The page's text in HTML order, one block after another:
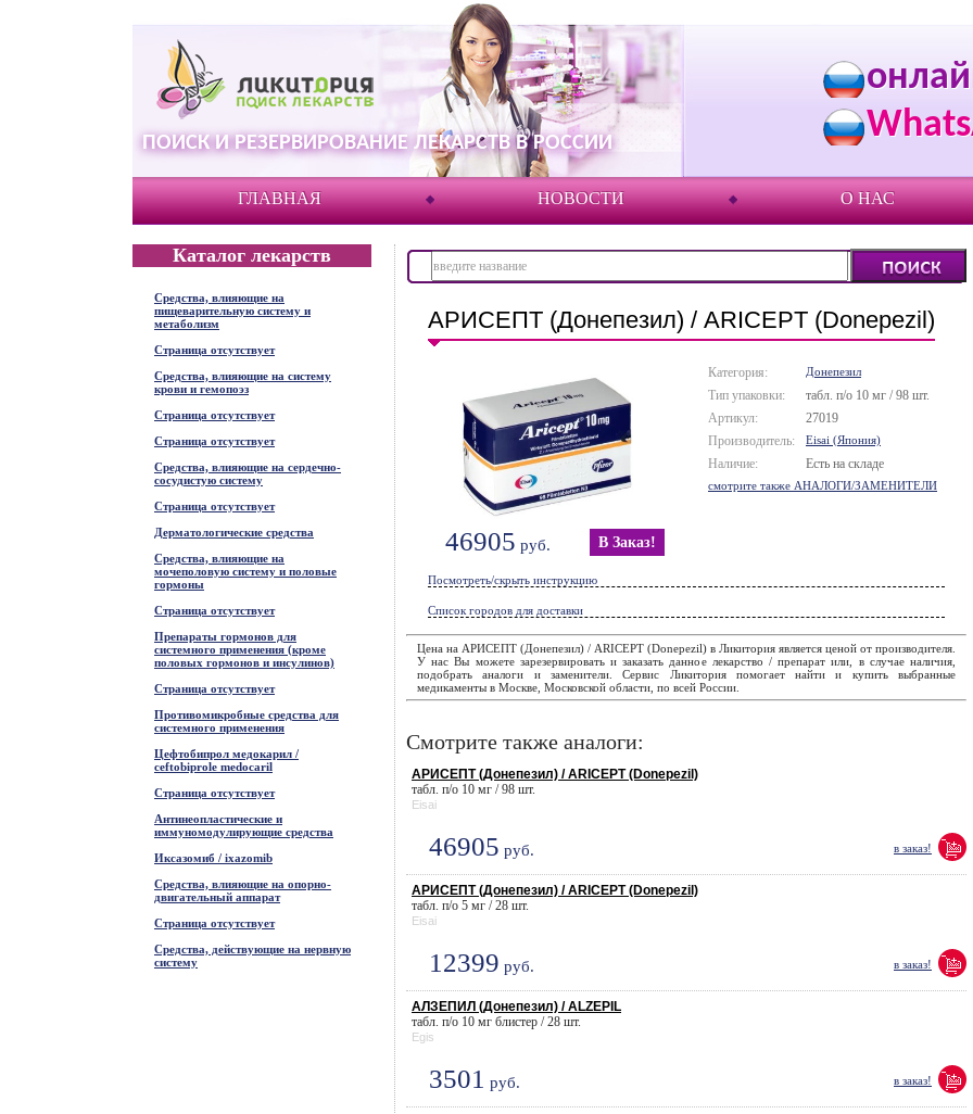
ПОИСК И РЕЗЕРВИРОВАНИЕ ЛЕКАРСТВ В РОССИИ
ГЛАВНАЯ НОВОСТИ О НАС
Каталог лекарств
Средства, влияющие на
пищеварительную систему и
метаболизм
Страница отсутствует
Средства, влияющие на систему
крови и гемопоэз
Страница отсутствует
Страница отсутствует
Средства, влияющие на сердечно-
сосудистую систему
Страница отсутствует
Дерматологические средства
Средства, влияющие на
мочеполовую систему и половые
гормоны
Страница отсутствует
Препараты гормонов для
системного применения (кроме
половых гормонов и инсулинов)
Страница отсутствует
Противомикробные средства для
системного применения
Цефтобипрол медокарил /
ceftobiprole medocaril
Страница отсутствует
Антинеопластические и
иммуномодулирующие средства
Иксазомиб / ixazomib
Средства, влияющие на опорно-
двигательный аппарат
Страница отсутствует
Средства, действующие на нервную
систему
АРИСЕПТ (Донепезил) / ARICEPT (Donepezil)
46905 руб. В Заказ!
Категория: Донепезил
Тип упаковки:
табл. п/о 10 мг / 98 шт.
Артикул:
27019
Производитель:
Eisai (Япония)
Наличие: Есть на складе
смотрите также АНАЛОГИ/ЗАМЕНИТЕЛИ
Посмотреть/скрыть инструкцию
Список городов для доставки
Цена на АРИСЕПТ (Донепезил) / ARICEPT (Donepezil) в Ликитория является ценой от производителя.
У нас Вы можете зарезервировать и заказать данное лекарство / препарат или, в случае наличия,
подобрать аналоги и заменители. Сервис Ликитория помогает найти и купить выбранные
медикаменты в Москве, Московской области, по всей России.
Смотрите также аналоги:
АРИСЕПТ (Донепезил) / ARICEPT (Donepezil)
табл. п/о 10 мг / 98 шт.
Eisai
46905 руб. в заказ!
АРИСЕПТ (Донепезил) / ARICEPT (Donepezil)
табл. п/о 5 мг / 28 шт.
Eisai
12399 руб. в заказ!
АЛЗЕПИЛ (Донепезил) / ALZEPIL
табл. п/о 10 мг блистер / 28 шт.
Egis
3501 руб. в заказ!